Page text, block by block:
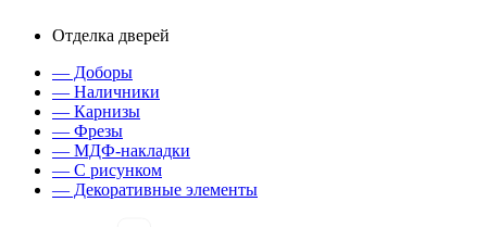
Отделка дверей
— Доборы
— Наличники
— Карнизы
— Фрезы
— МДФ-накладки
— С рисунком
— Декоративные элементы